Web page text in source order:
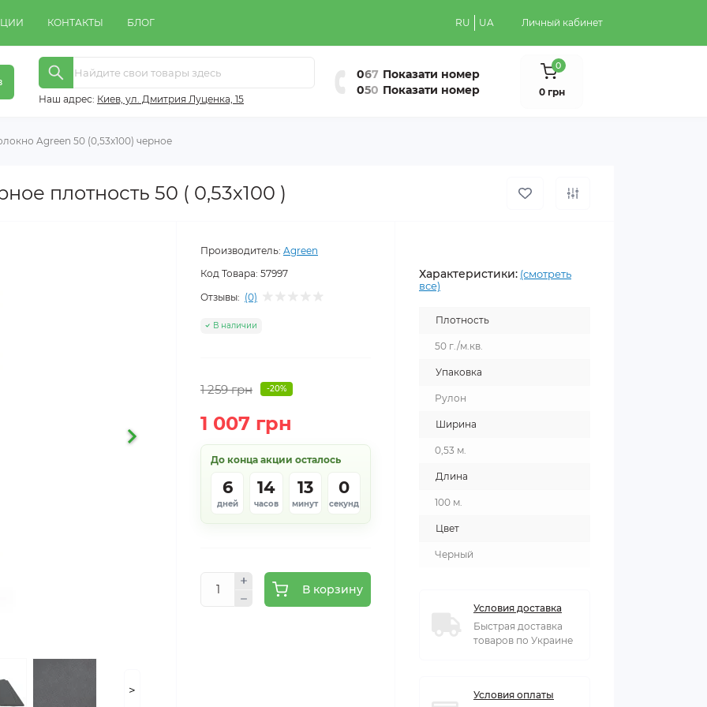
КОНТАКТЫ БЛОГ RU UA Личный кабинет
Наш адрес: Киeв, ул. Дмитрия Луценка, 15
067 Показати номер
050 Показати номер
0
0 грн
Agreen 50 (0,53х100) черное
плотность 50 ( 0,53х100 )
>
Производитель: Agreen
Код Товара: 57997
Отзывы: (0)
В наличии
1 259 грн -20%
1 007 грн
До конца акции осталось
6
дней
14
часов
12
минут
59
секунд
В корзину
Характеристики: (смотреть
все)
Плотность
50 г./м.кв.
Упаковка
Рулон
Ширина
0,53 м.
Длина
100 м.
Цвет
Черный
Условия доставка
Быстрая доставка
товаров по Украине
Условия оплаты